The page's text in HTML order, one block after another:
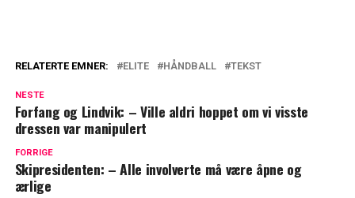
RELATERTE EMNER: ELITE HÅNDBALL TEKST
NESTE
Forfang og Lindvik: – Ville aldri hoppet om vi visste
dressen var manipulert
FORRIGE
Skipresidenten: – Alle involverte må være åpne og
ærlige